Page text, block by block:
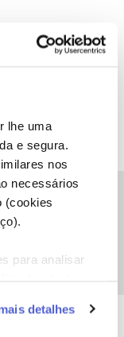
lhe uma
e segura.
nos
necessários
(cookies
para analisar
e
detalhes
passe